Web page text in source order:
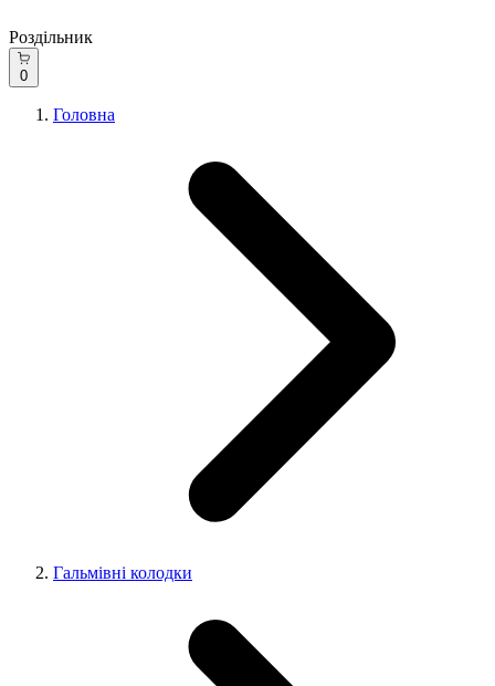
Роздільник
0
Головна
Гальмівні колодки